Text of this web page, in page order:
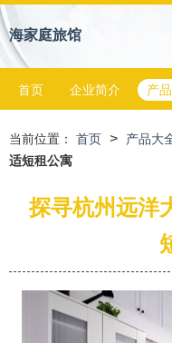
海家庭旅馆
首页 企业简介 产
当前位置： 首页 > 产品大
适短租公寓
探寻杭州远洋